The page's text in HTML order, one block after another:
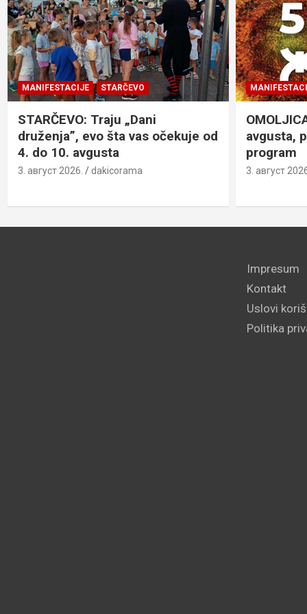
MANIFESTACIJE STARČEVO
STARČEVO: Traju „Dani
druženja”, evo šta vas očekuje od
4. do 10. avgusta
3. август 2026. dakicorama
avgusta,
program
3. август
Impresum
Kontakt
Uslovi
Politika